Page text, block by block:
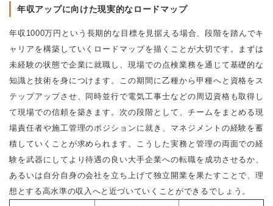
年収アップに向けた現実的なロードマップ
年収1000万円という長期的な目標を見据える場合、段階を踏んでキ
ャリアを構築していくロードマップを描くことが大切です。まずは
未経験の状態で企業に就職し、現場での点検業務を通じて基礎的な
知識と技術を身につけます。この期間に乙種から甲種へと資格をス
テップアップさせ、同時並行で電気工事士などの周辺資格も取得し
て現場での信頼を築きます。次の段階として、チームをまとめる現
場責任者や施工管理のポジションに就き、マネジメントの経験を蓄
積していくことが求められます。こうした実務と管理の両面での経
験を武器にしてより待遇の良い大手企業への転職を成功させるか、
あるいは自分自身の会社を立ち上げて独立開業を果たすことで、理
想とする高水準の収入へと近づいていくことができるでしょう。